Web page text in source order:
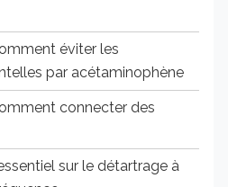
éviter les
par acétaminophène
connecter des
sur le détartrage à